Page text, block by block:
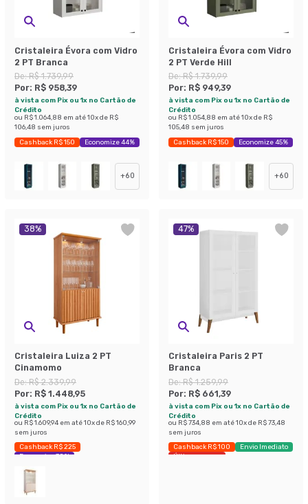
Cristaleira Évora com Vidro
2 PT Branca
De:R$ 1.739,99
Por: R$ 958,39
à vista com Pix ou 1x no Cartão de
Crédito
ou R$ 1.064,88 em até10x de R$
106,48 sem juros
Cashback R$ 150 Economize 44%
+60
Cristaleira Évora com Vidro
2 PT Verde Hill
De:R$ 1.739,99
Por: R$ 949,39
à vista com Pix ou 1x no Cartão de
Crédito
ou R$ 1.054,88 em até10x de R$
105,48 sem juros
Cashback R$ 150 Economize 45%
+60
38%
Cristaleira Luiza 2 PT
Cinamomo
De:R$ 2.339,99
Por: R$ 1.448,95
à vista com Pix ou 1x no Cartão de
Crédito
ou R$ 1.609,94 em até10x de R$ 160,99
sem juros
Cashback R$ 225
Economize 38%
47%
Cristaleira Paris 2 PT
Branca
De:R$ 1.259,99
Por: R$ 661,39
à vista com Pix ou 1x no Cartão de
Crédito
ou R$ 734,88 em até10x de R$ 73,48
sem juros
Cashback R$ 100
Envio Imediato
Últimas peças